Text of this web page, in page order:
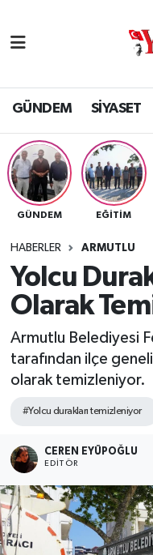
GÜNDEM SİYASET
GÜNDEM EĞİTİM
HABERLER ARMUTLU
Yolcu
Olarak
Armutlu Belediyesi
tarafından ilçe
olarak temizleniyor.
#Yolcu durakları temizleniyor
CEREN EYÜPOĞLU
EDITÖR
SİYASET
EKONOMİ
KÜLTÜR
BİLİM VE
ASAYİŞ
SAĞLIK
RESMİ İLAN
Yalova Nöbetçi
Yalova Hava
Yalova Namaz
Yalova Trafik
Tüm Manşetler
Son Dakika
Haber Arşivi